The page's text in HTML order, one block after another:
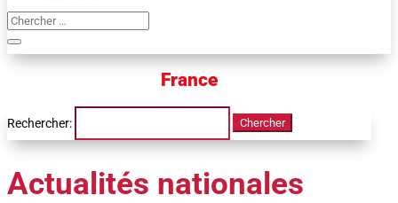
France
Rechercher:
Actualités nationales